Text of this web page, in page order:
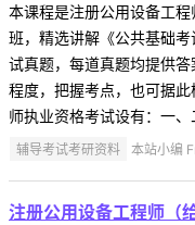
本课程是注册公用设备工
班，精选讲解《公共基础
试真题，每道真题均提供
程度，把握考点，也可据
师执业资格考试设有：一
辅导考试考研资料 本站小编
注册公用设备工程师（